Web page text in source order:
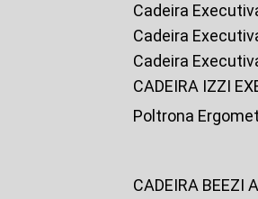
Cadeira
Cadeira
Cadeira
CADEIRA IZZI
Poltrona
CADEIRA